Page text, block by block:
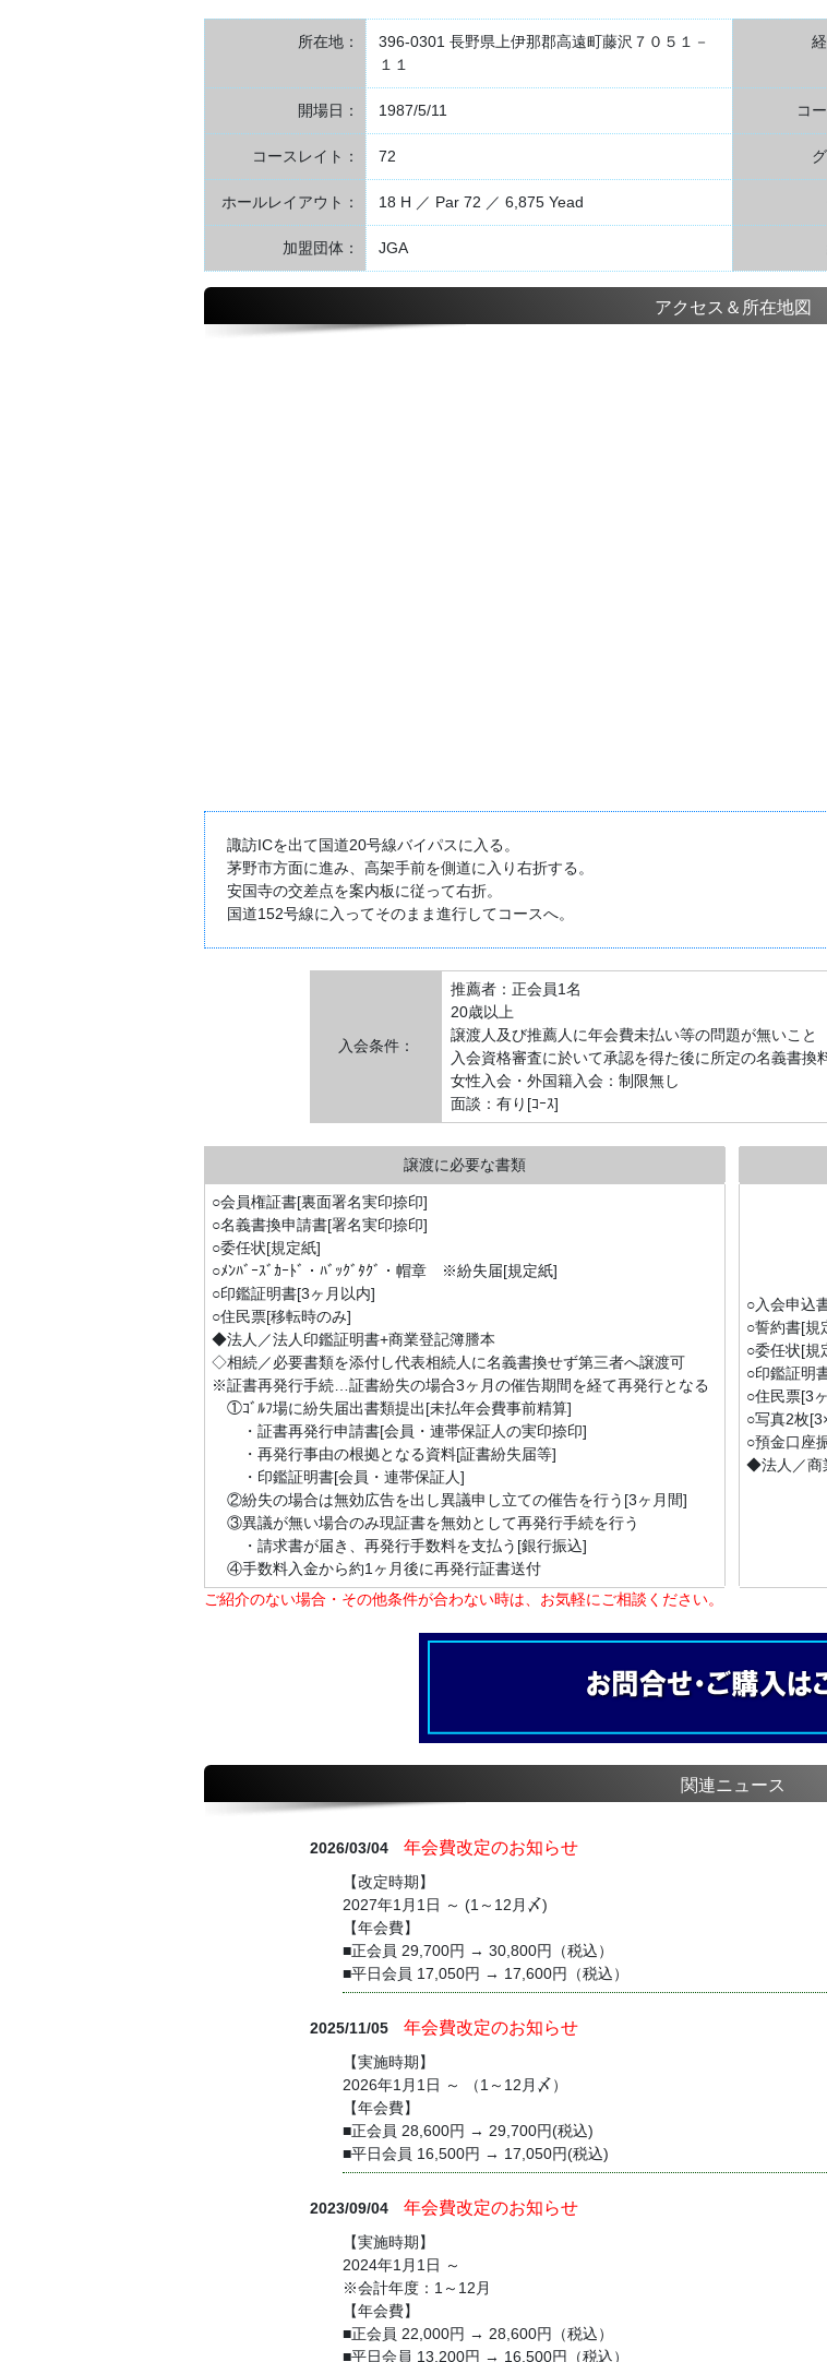
所在地：
396-0301 長野県上伊那郡高遠町藤沢７０５１－
１１
開場日： 1987/5/11 コ
コースレイト： 72
ホールレイアウト： 18 H ／ Par 72 ／ 6,875 Yead
加盟団体： JGA
アクセス＆所在地図
諏訪ICを出て国道20号線バイパスに入る。
茅野市方面に進み、高架手前を側道に入り右折する。
安国寺の交差点を案内板に従って右折。
国道152号線に入ってそのまま進行してコースへ。
入会条件：
推薦者：正会員1名
20歳以上
譲渡人及び推薦人に年会費未払い等の問題が無いこと
入会資格審査に於いて承認を得た後に所定の名義書換
女性入会・外国籍入会：制限無し
面談：有り[ｺｰｽ]
譲渡に必要な書類
○会員権証書[裏面署名実印捺印]
○名義書換申請書[署名実印捺印]
○委任状[規定紙]
○ﾒﾝﾊﾞｰｽﾞｶｰﾄﾞ・ﾊﾞｯｸﾞﾀｸﾞ・帽章 ※紛失届[規定紙]
○印鑑証明書[3ヶ月以内]
○住民票[移転時のみ]
◆法人／法人印鑑証明書+商業登記簿謄本
◇相続／必要書類を添付し代表相続人に名義書換せず第三者へ譲渡可
※証書再発行手続…証書紛失の場合3ヶ月の催告期間を経て再発行となる
①ｺﾞﾙﾌ場に紛失届出書類提出[未払年会費事前精算]
・証書再発行申請書[会員・連帯保証人の実印捺印]
・再発行事由の根拠となる資料[証書紛失届等]
・印鑑証明書[会員・連帯保証人]
②紛失の場合は無効広告を出し異議申し立ての催告を行う[3ヶ月間]
③異議が無い場合のみ現証書を無効として再発行手続を行う
・請求書が届き、再発行手数料を支払う[銀行振込]
④手数料入金から約1ヶ月後に再発行証書送付
○入会申込
○誓約書[規
○委任状[規
○印鑑証明
○住民票[3
○写真2枚
○預金口座
◆法人／商
ご紹介のない場合・その他条件が合わない時は、お気軽にご相談ください。
関連ニュース
2026/03/04 年会費改定のお知らせ
【改定時期】
2027年1月1日 ～ (1～12月〆)
【年会費】
■正会員 29,700円 → 30,800円（税込）
■平日会員 17,050円 → 17,600円（税込）
2025/11/05 年会費改定のお知らせ
【実施時期】
2026年1月1日 ～ （1～12月〆）
【年会費】
■正会員 28,600円 → 29,700円(税込)
■平日会員 16,500円 → 17,050円(税込)
2023/09/04 年会費改定のお知らせ
【実施時期】
2024年1月1日 ～
※会計年度：1～12月
【年会費】
■正会員 22,000円 → 28,600円（税込）
■平日会員 13,200円 → 16,500円（税込）